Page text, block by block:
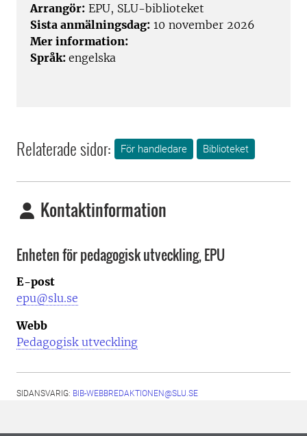
Arrangör: EPU, SLU-biblioteket
Sista anmälningsdag: 10 november 2026
Mer information:
Språk: engelska
Relaterade sidor: För handledare Biblioteket
Kontaktinformation
Enheten för pedagogisk utveckling, EPU
E-post
epu@slu.se
Webb
Pedagogisk utveckling
SIDANSVARIG: BIB-WEBBREDAKTIONEN@SLU.SE